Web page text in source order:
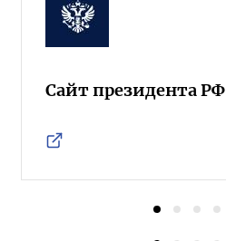
Сайт президента РФ